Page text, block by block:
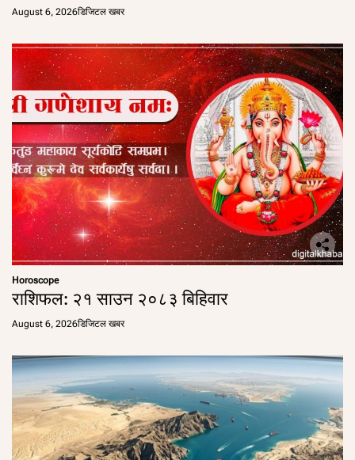
August 6, 2026डिजिटल खबर
Horoscope
राशिफल: २१ साउन २०८३ बिहिवार
August 6, 2026डिजिटल खबर